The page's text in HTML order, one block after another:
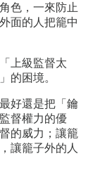
色，一來防止
面的人把籠中
上級監督太
的困境。
好還是把「鑰
督權力的優
的威力；讓籠
讓籠子外的人